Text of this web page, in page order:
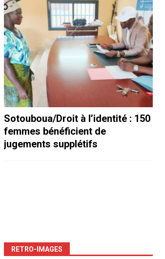
Sotouboua/Droit à l’identité : 150
femmes bénéficient de
jugements supplétifs
RETRO-IMAGES